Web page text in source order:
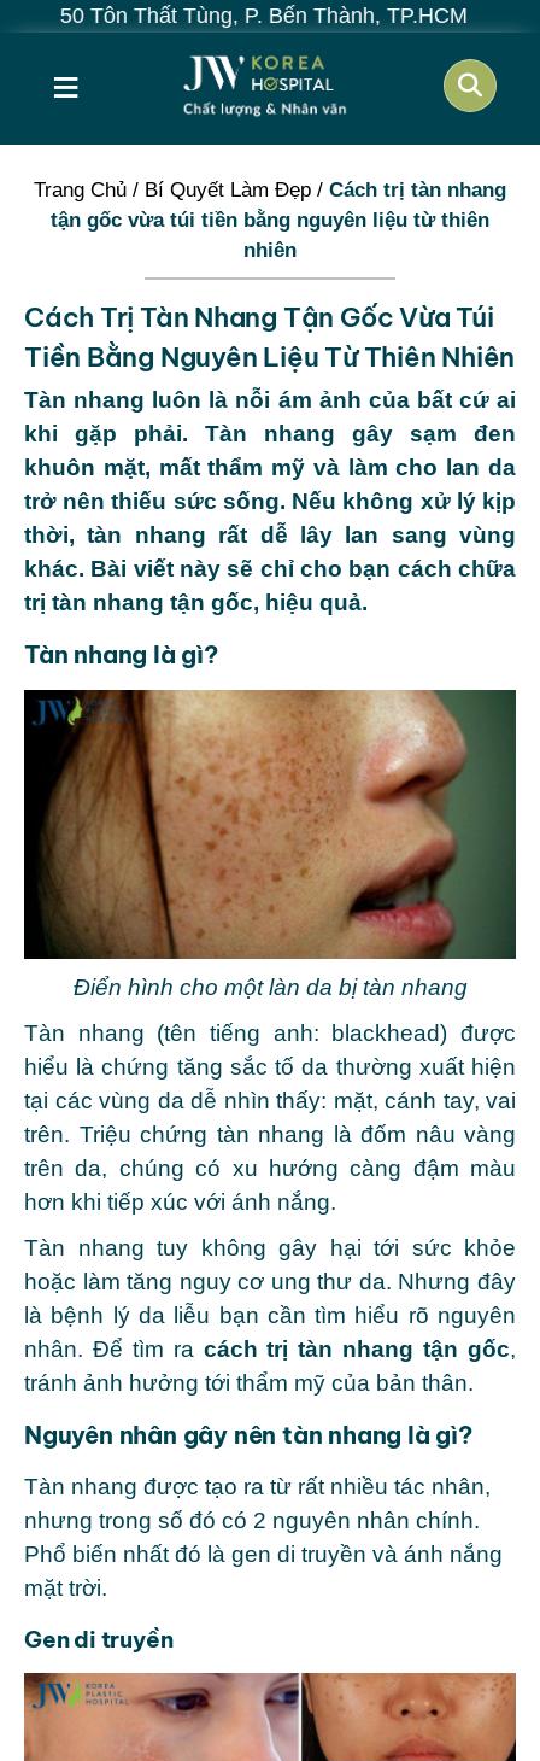
Tùng, P. Bến Thành, TP.HCM
≡
Trang Chủ / Bí Quyết Làm Đẹp / Cách trị tàn nhang
tận gốc vừa túi tiền bằng nguyên liệu từ thiên
nhiên
Cách Trị Tàn Nhang Tận Gốc Vừa Túi
Tiền Bằng Nguyên Liệu Từ Thiên Nhiên
Tàn nhang luôn là nỗi ám ảnh của bất cứ ai
khi gặp phải. Tàn nhang gây sạm đen
khuôn mặt, mất thẩm mỹ và làm cho lan da
trở nên thiếu sức sống. Nếu không xử lý kịp
thời, tàn nhang rất dễ lây lan sang vùng
khác. Bài viết này sẽ chỉ cho bạn cách chữa
trị tàn nhang tận gốc, hiệu quả.
Tàn nhang là gì?
Điển hình cho một làn da bị tàn nhang
Tàn nhang (tên tiếng anh: blackhead) được
hiểu là chứng tăng sắc tố da thường xuất hiện
tại các vùng da dễ nhìn thấy: mặt, cánh tay, vai
trên. Triệu chứng tàn nhang là đốm nâu vàng
trên da, chúng có xu hướng càng đậm màu
hơn khi tiếp xúc với ánh nắng.
Tàn nhang tuy không gây hại tới sức khỏe
hoặc làm tăng nguy cơ ung thư da. Nhưng đây
là bệnh lý da liễu bạn cần tìm hiểu rõ nguyên
nhân. Để tìm ra cách trị tàn nhang tận gốc,
tránh ảnh hưởng tới thẩm mỹ của bản thân.
Nguyên nhân gây nên tàn nhang là gì?
Tàn nhang được tạo ra từ rất nhiều tác nhân,
nhưng trong số đó có 2 nguyên nhân chính.
Phổ biến nhất đó là gen di truyền và ánh nắng
mặt trời.
Gen di truyền